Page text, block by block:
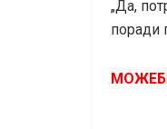
„Да,
поради